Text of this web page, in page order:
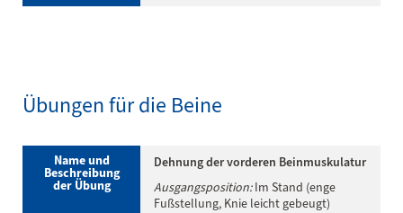
Übungen für die Beine
Name und
Beschreibung
der Übung
Dehnung der vorderen Beinmuskulatur
Ausgangsposition:Im Stand (enge
Fußstellung, Knie leicht gebeugt)